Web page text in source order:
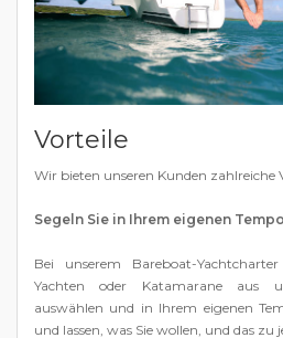
Vorteile
Wir bieten unseren Kunden zahlreiche
Segeln Sie in Ihrem eigenen Tempo
Bei unserem Bareboat-
Yachten oder Katamarane aus
auswählen und in Ihrem eigenen
und lassen, was Sie wollen, und das zu